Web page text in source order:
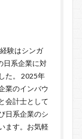
験はシンガ
日系企業に対
た。 2025年
業のインバウ
会計士として
日系企業のシ
ます。お気軽